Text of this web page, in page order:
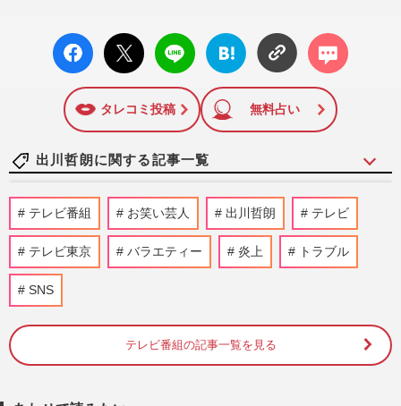
facebo
ok い
X ポス
ト
LINE
はてな
ブック
に追加
コメン
ト
タレコミ投稿 無料占い
出川哲朗に関する記事一覧
和田アキ子、『アッコにおまかせ!』最終
回まで貫いた“昭和ノリ”と物議醸した過去
の“暴力映像”
週刊女性PRIME
かくれんぼ企画で隠れた人の場所を暴露す
る“裏切り行為”に菊池風…
週刊女性PRIME 2026/1/13
テレビ番組 お笑い芸人 出川哲朗 テレビ
テレビ東京 バラエティー 炎上 トラブル
SNS
テレビ番組の記事一覧を見る